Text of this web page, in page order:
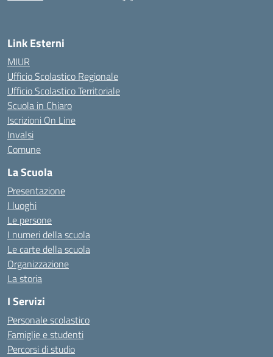
Link Esterni
MIUR
Ufficio Scolastico Regionale
Ufficio Scolastico Territoriale
Scuola in Chiaro
Iscrizioni On Line
Invalsi
Comune
La Scuola
Presentazione
I luoghi
Le persone
I numeri della scuola
Le carte della scuola
Organizzazione
La storia
I Servizi
Personale scolastico
Famiglie e studenti
Percorsi di studio